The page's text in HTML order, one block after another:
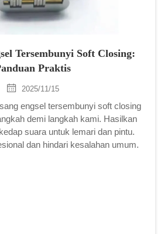
Tersembunyi Soft Closing:
Praktis
2025/11/15
engsel tersembunyi soft closing
demi langkah kami. Hasilkan
suara untuk lemari dan pintu.
dan hindari kesalahan umum.